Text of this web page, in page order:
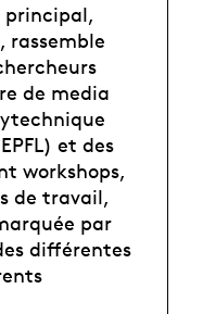
principal,
rassemble
de media
et des
workshops,
de travail,
par
différentes